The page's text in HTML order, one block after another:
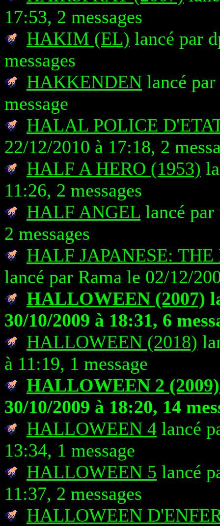
17:53, 2 messages
HAKIM (EL) lancé par
messages
HAKKENDEN lancé
message
HALAL POLICE
22/12/2010 à 17:18, 2
HALF A HERO (1953)
11:26, 2 messages
HALF ANGEL lancé
2 messages
HALF JAPANESE:
lancé par Rama le 02/12/
HALLOWEEN (2007)
30/10/2009 à 18:31, 6
HALLOWEEN (2018)
à 11:19, 1 message
HALLOWEEN 2 (2009)
30/10/2009 à 18:20, 14
HALLOWEEN 4 lancé
13:34, 1 message
HALLOWEEN 5 lancé
11:37, 2 messages
HALLOWEEN